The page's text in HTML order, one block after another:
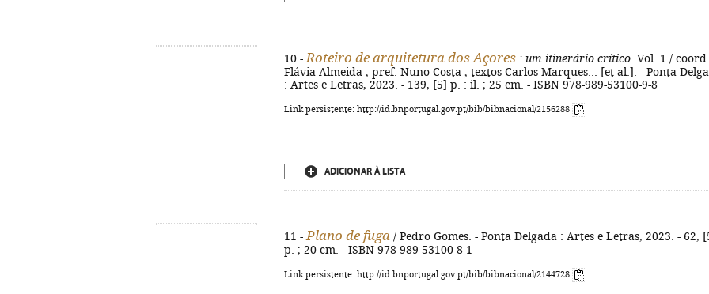
10 - Roteiro de arquitetura dos Açores : um itinerário crítico . Vol. 1 / coord.
Flávia Almeida ; pref. Nuno Costa ; textos Carlos Marques... [et al.]. - Ponta
: Artes e Letras, 2023. - 139, [5] p. : il. ; 25 cm. - ISBN 978-989-53100-9-8
Link persistente: http://id.bnportugal.gov.pt/bib/bibnacional/2156288
ADICIONAR À LISTA
11 - Plano de fuga / Pedro Gomes. - Ponta Delgada : Artes e Letras, 2023. - 62,
p. ; 20 cm. - ISBN 978-989-53100-8-1
Link persistente: http://id.bnportugal.gov.pt/bib/bibnacional/2144728